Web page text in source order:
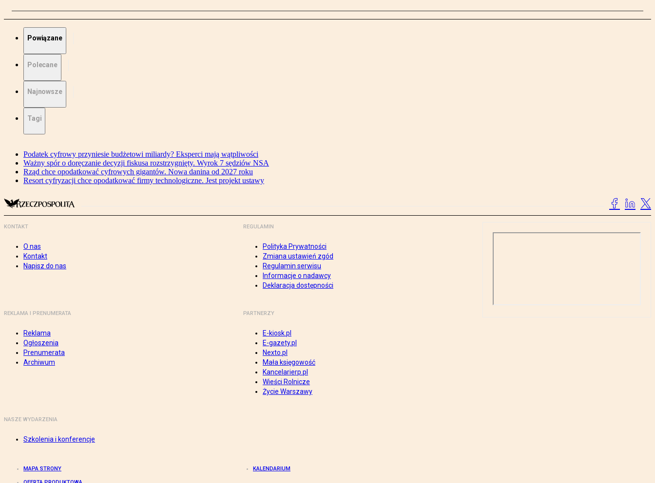
Powiązane
Polecane
Najnowsze
Tagi
Podatek cyfrowy przyniesie budżetowi miliardy? Eksperci mają wątpliwości
Ważny spór o doręczanie decyzji fiskusa rozstrzygnięty. Wyrok 7 sędziów NSA
Rząd chce opodatkować cyfrowych gigantów. Nowa danina od 2027 roku
Resort cyfryzacji chce opodatkować firmy technologiczne. Jest projekt ustawy
KONTAKT
O nas
Kontakt
Napisz do nas
REGULAMIN
Polityka Prywatności
Zmiana ustawień zgód
Regulamin serwisu
Informacje o nadawcy
Deklaracja dostępności
REKLAMA I PRENUMERATA
Reklama
Ogłoszenia
Prenumerata
Archiwum
PARTNERZY
E-kiosk.pl
E-gazety.pl
Nexto.pl
Mała księgowość
Kancelarierp.pl
Wieści Rolnicze
Życie Warszawy
NASZE WYDARZENIA
Szkolenia i konferencje
MAPA STRONY KALENDARIUM